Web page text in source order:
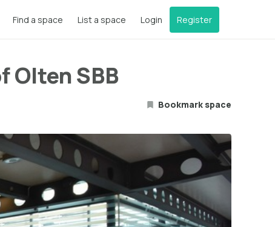
Find a space List a space Login Register
Olten SBB
Bookmark space